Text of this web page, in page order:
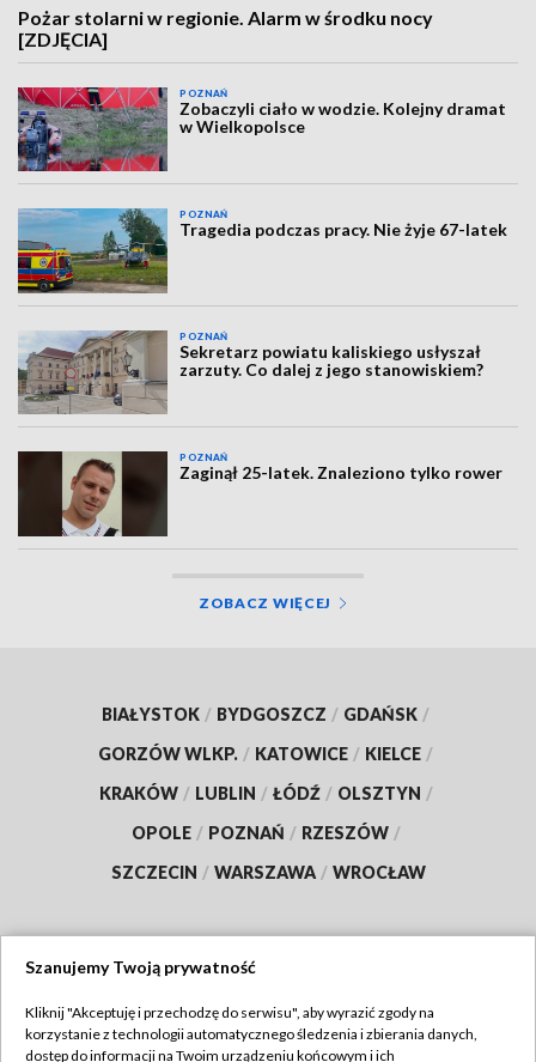
Pożar stolarni w regionie. Alarm w środku nocy
[ZDJĘCIA]
POZNAŃ
Zobaczyli ciało w wodzie. Kolejny dramat
w Wielkopolsce
POZNAŃ
Tragedia podczas pracy. Nie żyje 67-latek
POZNAŃ
Sekretarz powiatu kaliskiego usłyszał
zarzuty. Co dalej z jego stanowiskiem?
POZNAŃ
Zaginął 25-latek. Znaleziono tylko rower
ZOBACZ WIĘCEJ
BIAŁYSTOK / BYDGOSZCZ / GDAŃSK /
GORZÓW WLKP. / KATOWICE / KIELCE /
KRAKÓW / LUBLIN / ŁÓDŹ / OLSZTYN /
OPOLE / POZNAŃ / RZESZÓW /
SZCZECIN / WARSZAWA / WROCŁAW
TVP
Szanujemy Twoją prywatność
Kliknij "Akceptuję i przechodzę do serwisu", aby wyrazić zgody na
korzystanie z technologii automatycznego śledzenia i zbierania danych,
dostęp do informacji na Twoim urządzeniu końcowym i ich